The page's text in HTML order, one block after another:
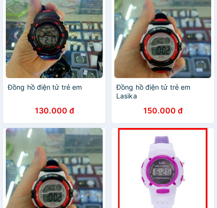
Đồng hồ điện tử trẻ em
130.000 đ
Đồng hồ điện tử trẻ em
Lasika
150.000 đ